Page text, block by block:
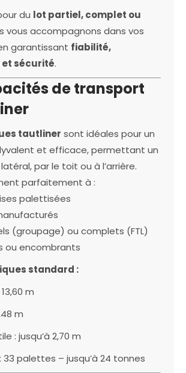
du lot partiel, complet ou
vous accompagnons dans vos
garantissant fiabilité,
sécurité.
de transport
tautliner sont idéales pour un
et efficace, permettant un
par le toit ou à l’arrière.
parfaitement à :
palettisées
(groupage) ou complets (FTL)
ou encombrants
standard :
m
m
: jusqu’à 2,70 m
palettes – jusqu’à 24 tonnes